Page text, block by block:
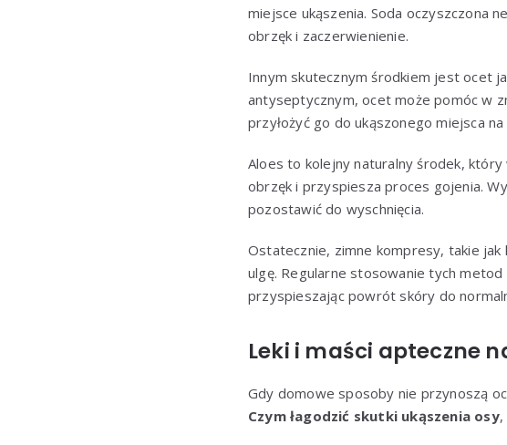
miejsce ukąszenia. Soda oczyszczona
obrzęk i zaczerwienienie.
Innym skutecznym środkiem jest ocet
antyseptycznym, ocet może pomóc w
przyłożyć go do ukąszonego miejsca na
Aloes to kolejny naturalny środek,
obrzęk i przyspiesza proces gojenia.
pozostawić do wyschnięcia.
Ostatecznie, zimne kompresy, takie jak
ulgę. Regularne stosowanie tych
przyspieszając powrót skóry do
Leki i maści apteczne
Gdy domowe sposoby nie przynoszą
Czym łagodzić skutki ukąszenia osy,